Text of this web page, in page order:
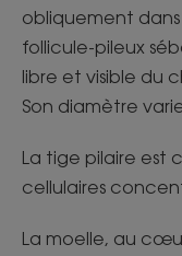
obliquement
follicule-pileux
libre et visible du
Son diamètre
La tige pilaire est
cellulaires
La moelle, au